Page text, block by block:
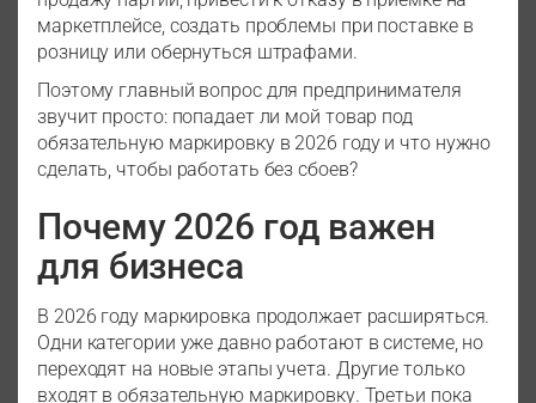
маркетплейсе, создать проблемы при поставке в
розницу или обернуться штрафами.
Поэтому главный вопрос для предпринимателя
звучит просто: попадает ли мой товар под
обязательную маркировку в 2026 году и что нужно
сделать, чтобы работать без сбоев?
Почему 2026 год важен
для бизнеса
В 2026 году маркировка продолжает расширяться.
Одни категории уже давно работают в системе, но
переходят на новые этапы учета. Другие только
входят в обязательную маркировку. Третьи пока